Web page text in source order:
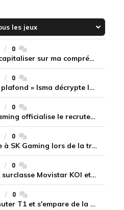
0commentaires
Maynter : « Mon but est de capitaliser sur ma compréhension du jeu plutôt que sur ma mécanique pure »
0commentaires
« Nous avions atteint notre plafond » Isma décrypte le renouveau de GiantX et la victoire face à Movistar KOI
0commentaires
Mercato LoL LPL : Bilibili Gaming officialise le recrutement de Flandre sur la toplane
0commentaires
Natus Vincere s'impose face à SK Gaming lors de la troisième semaine du LEC Summer Split 2026
0commentaires
LEC Summer 2026 : GIANTX surclasse Movistar KOI et se fait une place sur le podium
0commentaires
Hanwha Life Esports fait chuter T1 et s'empare de la deuxième place du Legend Group